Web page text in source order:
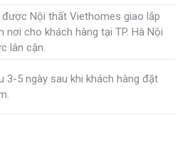
Nội thất Viethomes giao lắp
nơi cho khách hàng tại TP. Hà Nội
lân cận.
3-5 ngày sau khi khách hàng đặt